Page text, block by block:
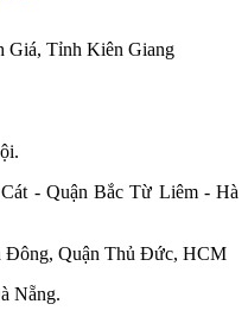
Giá, Tỉnh Kiên Giang
- Quận Bắc Từ Liêm - Hà
Đông, Quận Thủ Đức, HCM
Nẵng.